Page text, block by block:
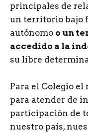
principales de
un territorio bajo
autónomo o un
accedido a la
su libre
Para el Colegio
para atender de
participación de
nuestro país,